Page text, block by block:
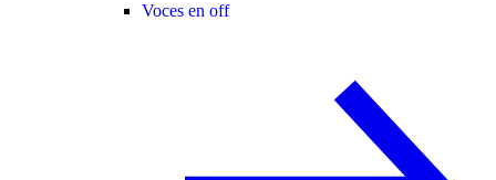
Voces en off